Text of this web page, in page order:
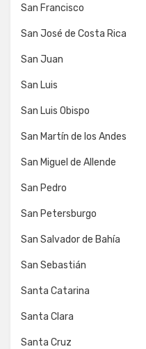
San Francisco
San José de Costa Rica
San Juan
San Luis
San Luis Obispo
San Martín de los Andes
San Miguel de Allende
San Pedro
San Petersburgo
San Salvador de Bahía
San Sebastián
Santa Catarina
Santa Clara
Santa Cruz